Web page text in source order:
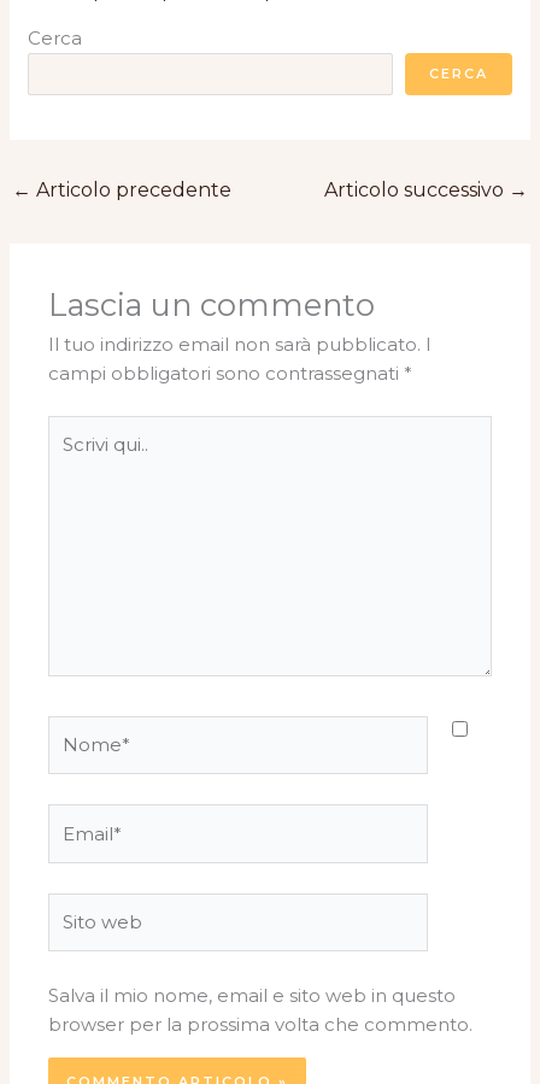
Cerca
CERCA
← Articolo precedente Articolo successivo →
Lascia un commento
Il tuo indirizzo email non sarà pubblicato. I
campi obbligatori sono contrassegnati *
qui..
web
Salva il mio nome, email e sito web in questo
browser per la prossima volta che commento.